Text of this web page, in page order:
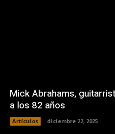
Mick Abrahams,
a los 82 años
Artículos diciembre 22, 2025